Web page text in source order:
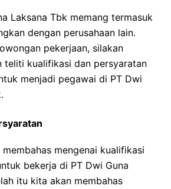
Laksana Tbk memang termasuk
dengan perusahaan lain.
pekerjaan, silakan
teliti kualifikasi dan persyaratan
menjadi pegawai di PT Dwi
mengenai kualifikasi
bekerja di PT Dwi Guna
itu kita akan membahas